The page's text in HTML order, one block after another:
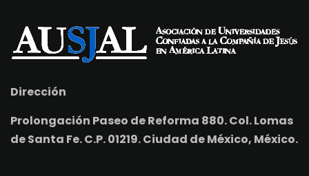
Dirección
Prolongación Paseo de Reforma 880. Col. Lomas
de Santa Fe. C.P. 01219. Ciudad de México, México.